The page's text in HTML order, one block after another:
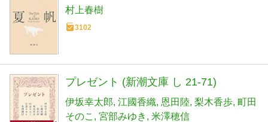
村上春樹
3102
プレゼント (新潮文庫 し 21-71)
伊坂幸太郎 江國香織 恩田陸 梨木香歩 町田
そのこ
宮部みゆき 米澤穂信